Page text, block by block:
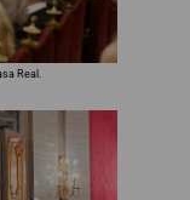
Real.